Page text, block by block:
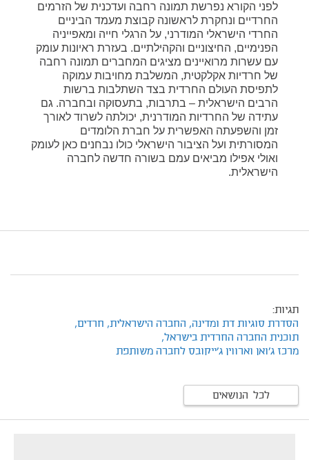
לפני הקורא נפרשת תמונה רחבה ועדכנית של הזרמים
החרדיים ונחקרת לראשונה קבוצת מעמד הביניים
החרדי הישראלי המודרני, על הרגלי חייה ומאפייניה
הפנימיים, החיצוניים והקהילתיים. בעזרת ראיונות עומק
עם עשרות מרואיינים מציגים המחברים תמונה רחבה
של חרדיות אקלקטית, המשלבת מחויבות עמוקה
לתפיסת העולם החרדית בצד השתלבות ברשות
הרבים הישראלית – בתרבות, בתעסוקה ובחברה. גם
עתידה של החרדיות המודרנית, יכולתה לשרוד לאורך
זמן והשפעתה האפשרית על חברת הלומדים
המסורתית ועל הציבור הישראלי כולו נבחנים כאן לעומק
ואולי אפילו מביאים עמם בשורה חדשה לחברה
הישראלית.
תגיות:
הסדרת סוגיות דת ומדינה, החברה הישראלית, חרדים,
תוכנית החברה החרדית בישראל,
מרכז ג'ואן וארווין ג'ייקובס לחברה משותפת
לכל הנושאים